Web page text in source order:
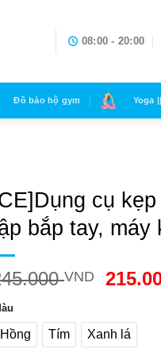
08:00 - 20:00
Đồ bảo hộ gym Yoga
cụ
bắp tay, máy
VND
Hồng Tím Xanh lá